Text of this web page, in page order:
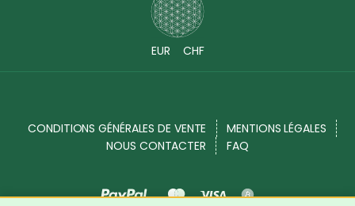
EUR CHF
CONDITIONS GÉNÉRALES DE VENTE
MENTIONS LÉGALES
NOUS CONTACTER
FAQ